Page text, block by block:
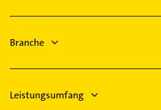
Marienwerder
Mitte
Nordstadt
Südstadt
Lackiererei
Maler
Physikalische Therapie
Krankengymnastik
Rechtsanwalt
Branche
Leistungsumfang